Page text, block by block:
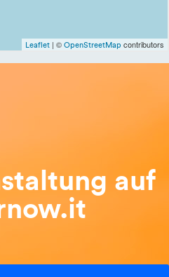
Leaflet | © OpenStreetMap contributors
auf